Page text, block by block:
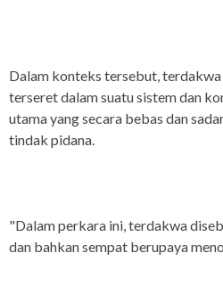
Dalam konteks tersebut,
terseret dalam suatu sistem dan
utama yang secara bebas dan
tindak pidana.
"Dalam perkara ini, terdakwa
dan bahkan sempat berupaya